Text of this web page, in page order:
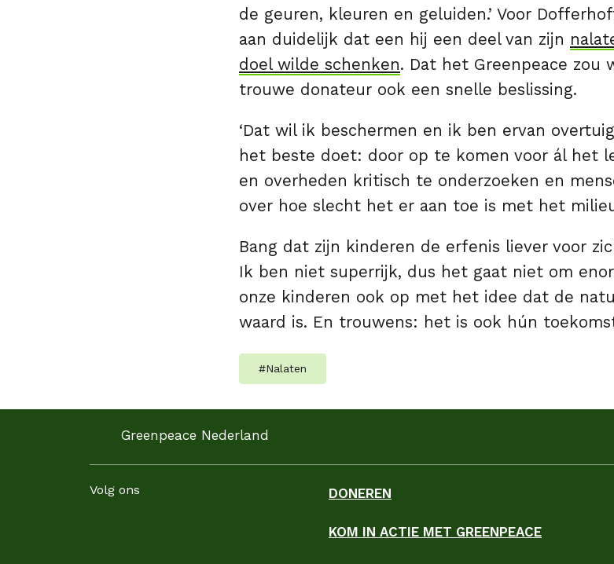
de geuren, kleuren en geluiden.’ Voor
aan duidelijk dat een hij een deel van zijn
doel wilde schenken. Dat het Greenpeace zou
trouwe donateur ook een snelle beslissing.
‘Dat wil ik beschermen en ik ben ervan
het beste doet: door op te komen voor ál het
en overheden kritisch te onderzoeken en
over hoe slecht het er aan toe is met het
Bang dat zijn kinderen de erfenis liever voor
Ik ben niet superrijk, dus het gaat niet om
onze kinderen ook op met het idee dat de
waard is. En trouwens: het is ook hún
#Nalaten
Greenpeace Nederland
Volg ons DONEREN
KOM IN ACTIE MET GREENPEACE